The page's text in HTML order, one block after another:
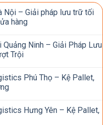
Nội – Giải pháp lưu trữ tối
hàng
Quảng Ninh – Giải Pháp Lưu
Trội
Phú Thọ – Kệ Pallet,
Hưng Yên – Kệ Pallet,